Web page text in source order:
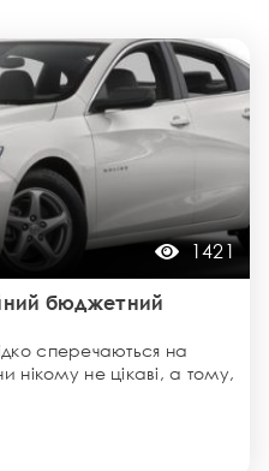
1421
бюджетний
сперечаються на
не цікаві, а тому,